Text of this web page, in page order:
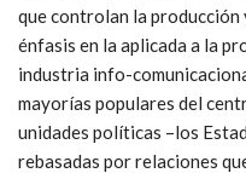
que controlan la producción
énfasis en la aplicada a la
industria info-
mayorías populares del
unidades políticas –los
rebasadas por relaciones